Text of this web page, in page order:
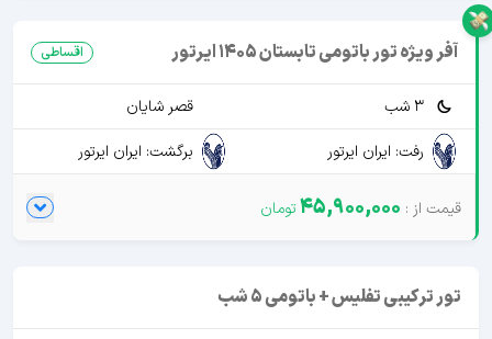
آفر ویژه تور باتومی تابستان 1405 ایرتور اقساطی
3 شب
قصر شایان
رفت: ایران ایرتور
برگشت: ایران ایرتور
45,900,000
تور ترکیبی تفلیس + باتومی 5 شب